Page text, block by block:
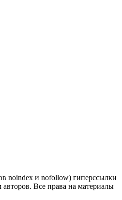
noindex и nofollow) гиперссылки
Все права на материалы